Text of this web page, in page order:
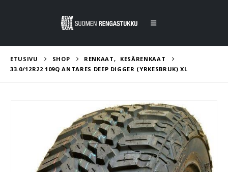
ETUSIVU SHOP RENKAAT,
KESÄRENKAAT
33.0/12R22 109Q ANTARES DEEP DIGGER (YRKESBRUK) XL